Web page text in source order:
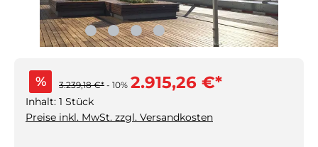
% 3.239,18 €* - 10% 2.915,26 €*
Inhalt: 1 Stück
Preise inkl. MwSt. zzgl. Versandkosten